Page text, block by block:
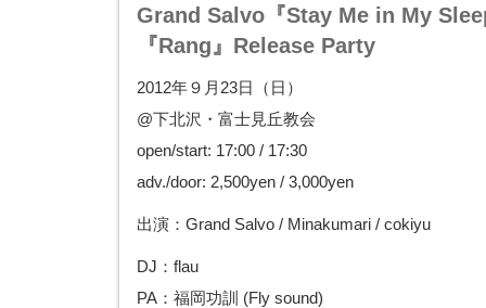
Grand Salvo『Stay Me in My
『Rang』Release Party
2012年９月23日（日）
@下北沢・富士見丘教会
open/start: 17:00 / 17:30
adv./door: 2,500yen / 3,000yen
出演：Grand Salvo / Minakumari / cokiyu
DJ：flau
PA：福岡功訓 (Fly sound)